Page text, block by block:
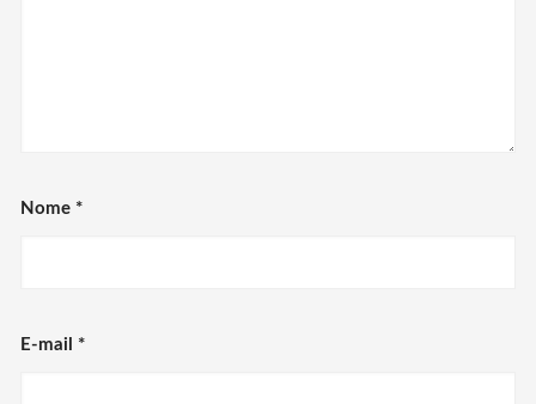
Nome *
E-mail *